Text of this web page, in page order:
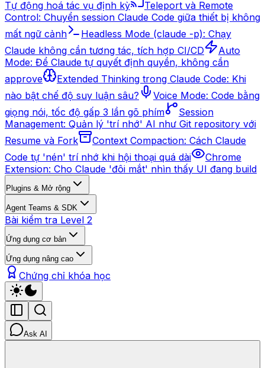
Tự động hoá tác vụ định kỳ
Teleport và Remote
Control: Chuyển session Claude Code giữa thiết bị không
mất ngữ cảnh
Headless Mode (claude -p): Chạy
Claude không cần tương tác, tích hợp CI/CD
Auto
Mode: Để Claude tự quyết định quyền, không cần
approve
Extended Thinking trong Claude Code: Khi
nào bật chế độ suy luận sâu?
Voice Mode: Code bằng
giọng nói, tốc độ gấp 3 lần gõ phím
Session
Management: Quản lý 'trí nhớ' AI như Git repository với
Resume và Fork
Context Compaction: Cách Claude
Code tự 'nén' trí nhớ khi hội thoại quá dài
Chrome
Extension: Cho Claude 'đôi mắt' nhìn thấy UI đang build
Plugins & Mở rộng
Agent Teams & SDK
Bài kiểm tra Level 2
Ứng dụng cơ bản
Ứng dụng nâng cao
Chứng chỉ khóa học
Ask AI